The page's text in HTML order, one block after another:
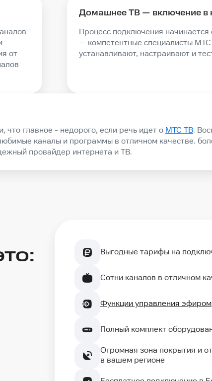
от
Домашнее ТВ — включение в
Процесс подключения
— компетентные специалисты
устанавливают, настраивают и
главное - недорого, если речь идет о МТС ТВ.
каналы и программы в отличном качестве.
провайдер интернета и ТВ.
Выгодные тарифы на
Сотни каналов в отличном
Функции управления эфиром
Полный комплект
Огромная зона покрытия и
в вашем регионе